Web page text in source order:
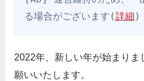
る場合がございます(詳細 )
2022年、新しい年が始まりま
願いいたします。